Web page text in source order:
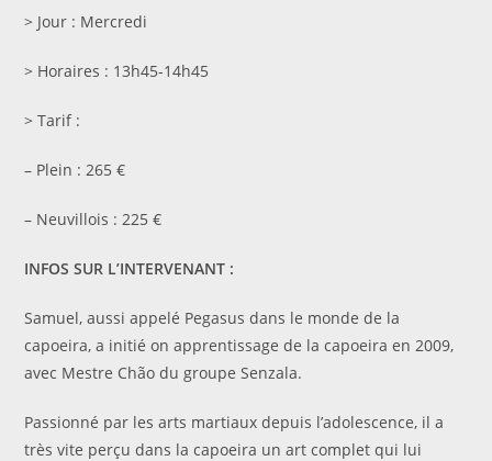
> Jour : Mercredi
> Horaires : 13h45-14h45
> Tarif :
– Plein : 265 €
– Neuvillois : 225 €
INFOS SUR L’INTERVENANT :
Samuel, aussi appelé Pegasus dans le monde de la
capoeira, a initié on apprentissage de la capoeira en 2009,
avec Mestre Chão du groupe Senzala.
Passionné par les arts martiaux depuis l’adolescence, il a
très vite perçu dans la capoeira un art complet qui lui